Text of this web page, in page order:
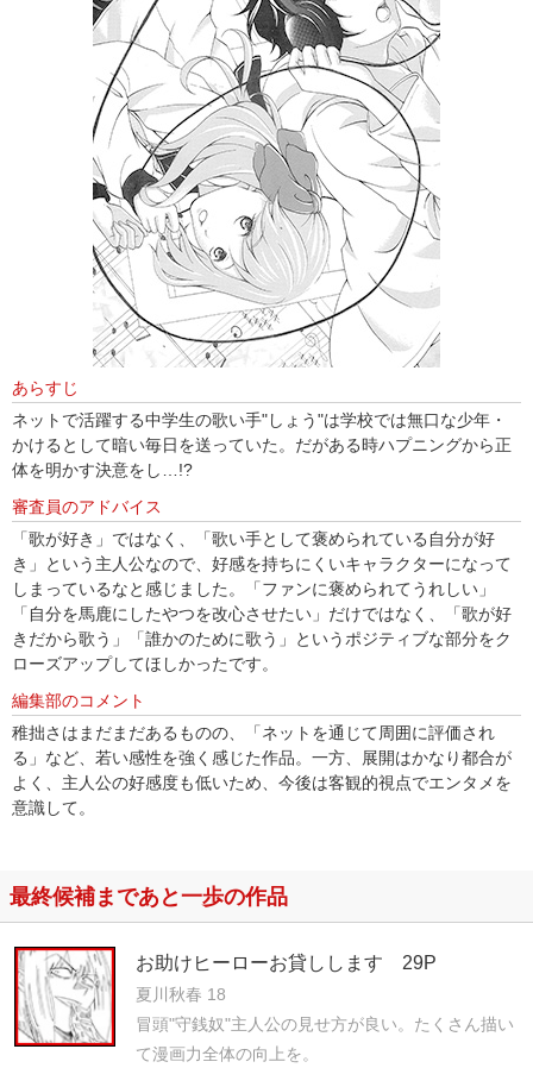
あらすじ
ネットで活躍する中学生の歌い手"しょう"は学校では無口な少年・
かけるとして暗い毎日を送っていた。だがある時ハプニングから正
体を明かす決意をし…!?
審査員のアドバイス
「歌が好き」ではなく、「歌い手として褒められている自分が好
き」という主人公なので、好感を持ちにくいキャラクターになって
しまっているなと感じました。「ファンに褒められてうれしい」
「自分を馬鹿にしたやつを改心させたい」だけではなく、「歌が好
きだから歌う」「誰かのために歌う」というポジティブな部分をク
ローズアップしてほしかったです。
編集部のコメント
稚拙さはまだまだあるものの、「ネットを通じて周囲に評価され
る」など、若い感性を強く感じた作品。一方、展開はかなり都合が
よく、主人公の好感度も低いため、今後は客観的視点でエンタメを
意識して。
最終候補まであと一歩の作品
お助けヒーローお貸しします 29P
夏川秋春 18
冒頭"守銭奴"主人公の見せ方が良い。たくさん描い
て漫画力全体の向上を。